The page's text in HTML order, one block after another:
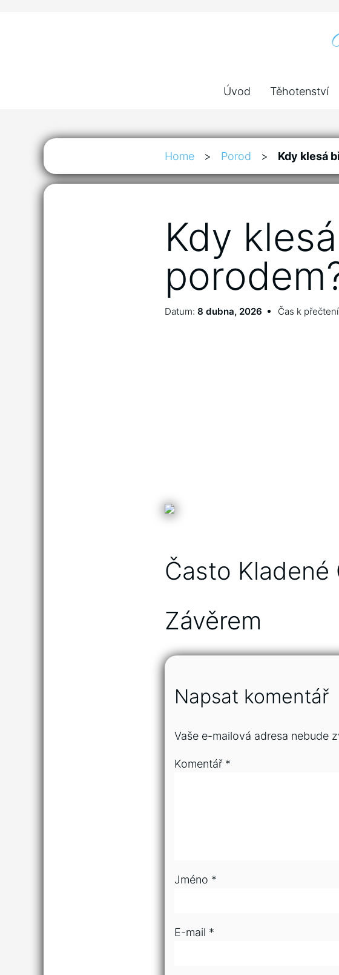
Úvod Těhotenství
Home > Porod > Kdy klesá
Kdy
Datum: 8 dubna, 2026 Čas k
Často Kladené
Závěrem
Napsat komentář
Vaše e-mailová adresa nebude
Komentář *
Jméno *
E-mail *